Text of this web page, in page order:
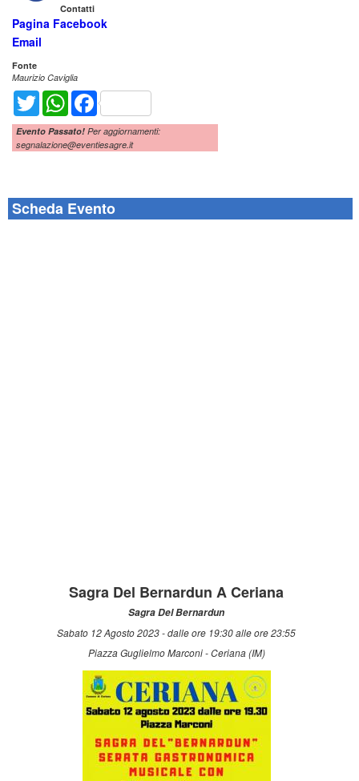
Contatti
Pagina Facebook
Email
Fonte
Maurizio Caviglia
Twitter WhatsAppFacebook
Evento Passato! Per aggiornamenti:
segnalazione@eventiesagre.it
Scheda Evento
Sagra Del Bernardun A Ceriana
Sagra Del Bernardun
Sabato 12 Agosto 2023 - dalle ore 19:30 alle ore 23:55
Piazza Guglielmo Marconi - Ceriana (IM)